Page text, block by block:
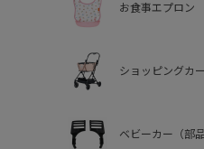
お食事エプロン
ショッピングカ
ベビーカー（部品